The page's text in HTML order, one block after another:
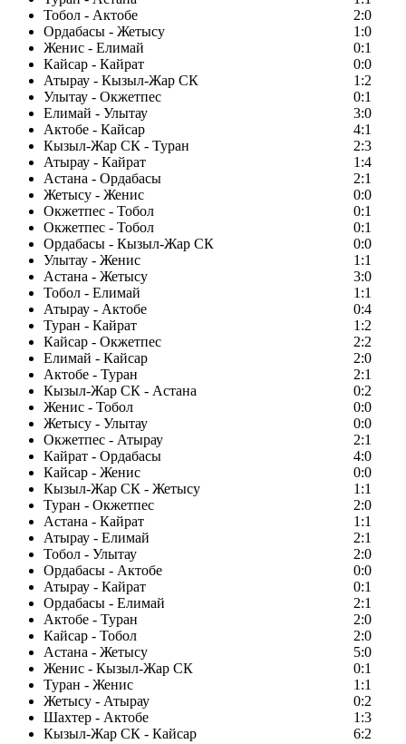
Тобол - Актобе
2:0
Ордабасы - Жетысу
1:0
Женис - Елимай
0:1
Кайсар - Кайрат
0:0
Атырау - Кызыл-Жар СК
1:2
Улытау - Окжетпес
0:1
Елимай - Улытау
3:0
Актобе - Кайсар
4:1
Кызыл-Жар СК - Туран
2:3
Атырау - Кайрат
1:4
Астана - Ордабасы
2:1
Жетысу - Женис
0:0
Окжетпес - Тобол
0:1
Окжетпес - Тобол
0:1
Ордабасы - Кызыл-Жар СК
0:0
Улытау - Женис
1:1
Астана - Жетысу
3:0
Тобол - Елимай
1:1
Атырау - Актобе
0:4
Туран - Кайрат
1:2
Кайсар - Окжетпес
2:2
Елимай - Кайсар
2:0
Актобе - Туран
2:1
Кызыл-Жар СК - Астана
0:2
Женис - Тобол
0:0
Жетысу - Улытау
0:0
Окжетпес - Атырау
2:1
Кайрат - Ордабасы
4:0
Кайсар - Женис
0:0
Кызыл-Жар СК - Жетысу
1:1
Туран - Окжетпес
2:0
Астана - Кайрат
1:1
Атырау - Елимай
2:1
Тобол - Улытау
2:0
Ордабасы - Актобе
0:0
Атырау - Кайрат
0:1
Ордабасы - Елимай
2:1
Актобе - Туран
2:0
Кайсар - Тобол
2:0
Астана - Жетысу
5:0
Женис - Кызыл-Жар СК
0:1
Туран - Женис
1:1
Жетысу - Атырау
0:2
Шахтер - Актобе
1:3
Кызыл-Жар СК - Кайсар
6:2